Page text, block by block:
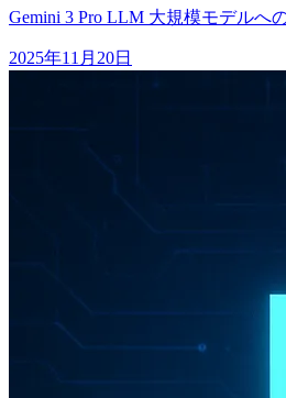
Gemini 3 Pro LLM 大規模モデル
2025年11月20日